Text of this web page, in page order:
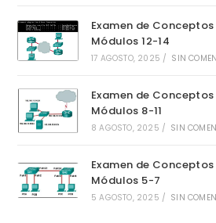
Examen de
Módulos 12-14
17 AGOSTO, 2025 / SIN
Examen de
Módulos 8-11
8 AGOSTO, 2025 / SIN
Examen de
Módulos 5-7
5 AGOSTO, 2025 / SIN